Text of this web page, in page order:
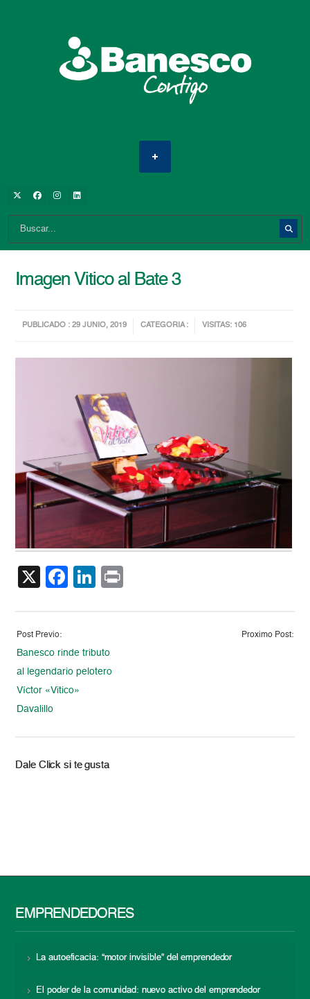
Imagen Vitico al Bate 3
PUBLICADO : 29 JUNIO, 2019 CATEGORIA : VISITAS: 106
X Facebook
LinkedIn
Post Previo:
Banesco rinde tributo
al legendario pelotero
Víctor «Vitico»
Davalillo
Proximo Post:
Dale Click si te gusta
EMPRENDEDORES
La autoeficacia: “motor invisible” del emprendedor
El poder de la comunidad: nuevo activo del emprendedor